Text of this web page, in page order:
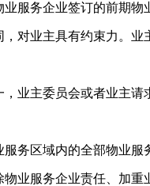
务企业签订的前期物
对业主具有约束力。
主委员会或者业主请
区域内的全部物业服
服务企业责任、加重